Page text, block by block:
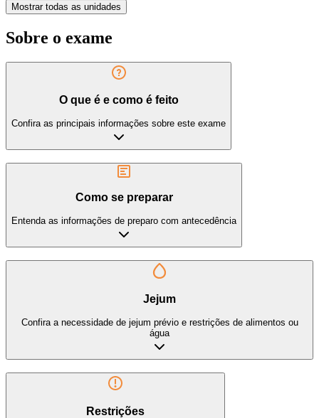
Mostrar todas as unidades
Sobre o exame
O que é e como é feito
Confira as principais informações sobre este exame
Como se preparar
Entenda as informações de preparo com antecedência
Jejum
Confira a necessidade de jejum prévio e restrições de alimentos ou
água
Restrições